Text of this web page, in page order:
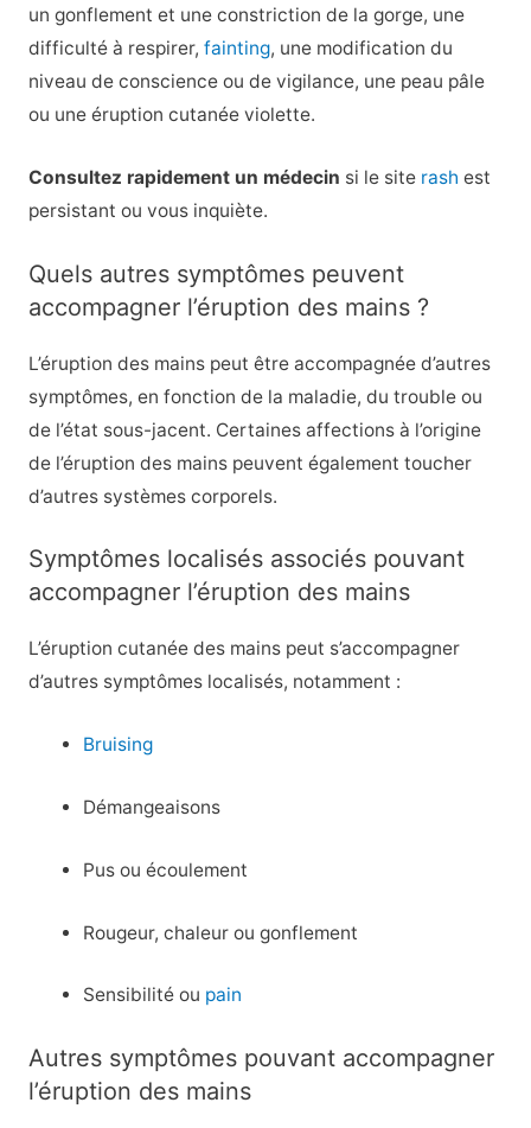
un gonflement et une constriction de la gorge, une
difficulté à respirer, fainting, une modification du
niveau de conscience ou de vigilance, une peau pâle
ou une éruption cutanée violette.
Consultez rapidement un médecin si le site rash est
persistant ou vous inquiète.
Quels autres symptômes peuvent
accompagner l’éruption des mains ?
L’éruption des mains peut être accompagnée d’autres
symptômes, en fonction de la maladie, du trouble ou
de l’état sous-jacent. Certaines affections à l’origine
de l’éruption des mains peuvent également toucher
d’autres systèmes corporels.
Symptômes localisés associés pouvant
accompagner l’éruption des mains
L’éruption cutanée des mains peut s’accompagner
d’autres symptômes localisés, notamment :
Bruising
Démangeaisons
Pus ou écoulement
Rougeur, chaleur ou gonflement
Sensibilité ou pain
Autres symptômes pouvant accompagner
l’éruption des mains